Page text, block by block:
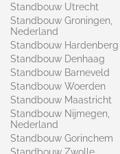
Standbouw Utrecht
Standbouw Groningen,
Nederland
Standbouw Hardenberg
Standbouw Denhaag
Standbouw Barneveld
Standbouw Woerden
Standbouw Maastricht
Standbouw Nijmegen,
Nederland
Standbouw Gorinchem
Standbouw Zwolle